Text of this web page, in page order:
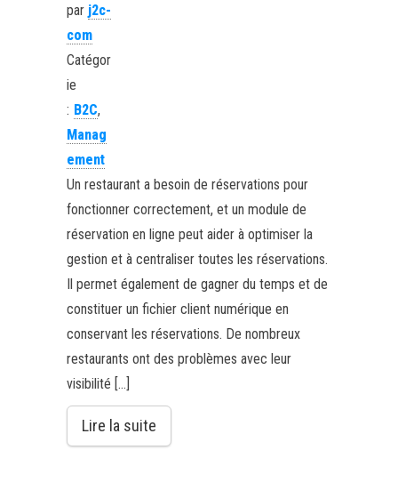
par j2c-
com
Catégor
ie
: B2C,
Manag
ement
Un restaurant a besoin de réservations pour
fonctionner correctement, et un module de
réservation en ligne peut aider à optimiser la
gestion et à centraliser toutes les réservations.
Il permet également de gagner du temps et de
constituer un fichier client numérique en
conservant les réservations. De nombreux
restaurants ont des problèmes avec leur
visibilité […]
Lire la suite